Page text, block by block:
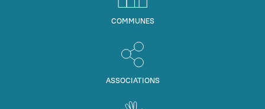
COMMUNES
ASSOCIATIONS